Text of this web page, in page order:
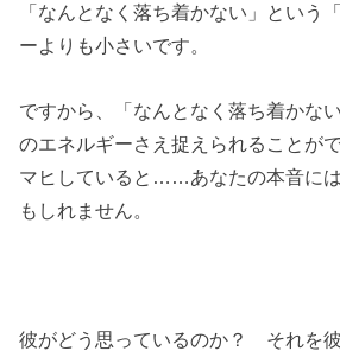
「なんとなく落ち着かない」という
ーよりも小さいです。
ですから、「なんとなく落ち着かな
のエネルギーさえ捉えられることが
マヒしていると……あなたの本音に
もしれません。
彼がどう思っているのか？ それを